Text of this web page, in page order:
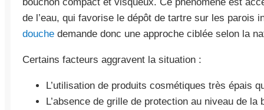
de l’eau, qui favorise le dépôt de tartre sur les parois
douche demande donc une approche ciblée selon la
Certains facteurs aggravent la situation :
L’utilisation de produits cosmétiques très épais
L’absence de grille de protection au niveau de la